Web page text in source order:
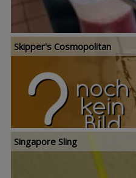
Skipper's Cosmopolitan
Singapore Sling